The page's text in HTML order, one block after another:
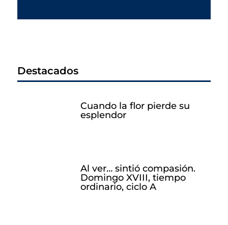
Destacados
Cuando la flor pierde su
esplendor
Al ver… sintió compasión.
Domingo XVIII, tiempo
ordinario, ciclo A